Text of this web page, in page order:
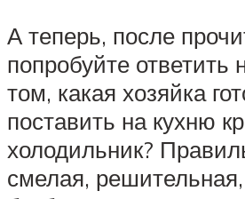
А теперь, после
попробуйте ответить
том, какая хозяйка
поставить на кухню
холодильник?
смелая,